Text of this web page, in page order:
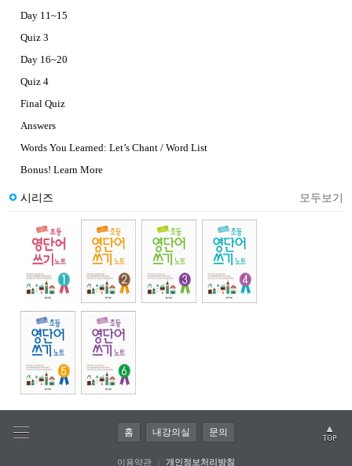
Day 11~15
Quiz 3
Day 16~20
Quiz 4
Final Quiz
Answers
Words You Learned: Let’s Chant / Word List
Bonus! Learn More
시리즈 모두보기
홈 내강의실 문의
이용약관 개인정보처리방침